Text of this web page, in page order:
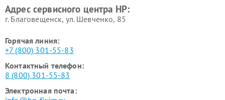
Адрес сервисного центра HP:
г. Благовещенск, ул. Шевченко, 85
Горячая линия:
+7 (800) 301-55-83
Контактный телефон:
8 (800) 301-55-83
Электронная почта: